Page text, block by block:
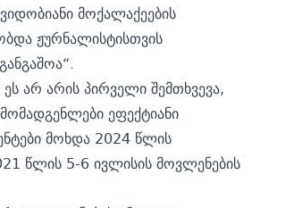
მოქალაქეების
ჟურნალისტისთვის
არ არის პირველი შემთხვევა,
ეფექტიანი
მოხდა 2024 წლის
წლის 5-6 ივლისის მოვლენების